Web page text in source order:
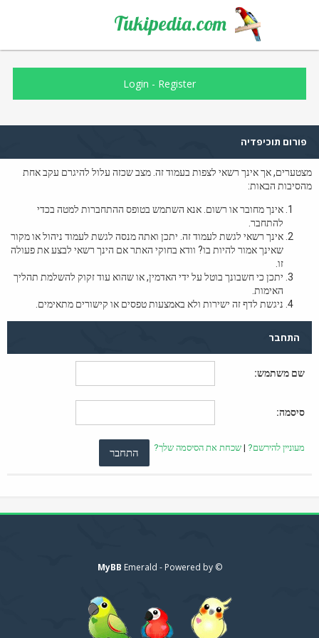
Tukipedia.com
Login - Register
פורום תוכיפדיה
מצטערים, אך אינך רשאי לצפות בעמוד זה. מצב שכזה עלול להיגרם עקב אחת
מהסיבות הבאות:
אינך מחובר או רשום. אנא השתמש בטופס ההתחברות למטה בכדי
להתחבר.
אינך רשאי לגשת לעמוד זה. יתכן ואתה מנסה לגשת לעמוד ניהול או מקור
שאינך אמור להיות בו? וודא בחוקי האתר אם הינך רשאי לבצע את פעולה
זו.
יתכן כי חשבונך בוטל על ידי האדמין, או שהוא עוד זקוק להשלמת תהליך
האימות.
ניגשת לדף זה ישירות ולא באמצעות טפסים או קישורים מתאימים.
התחבר
שם משתמש:
סיסמה:
מעוניין להירשם? | שכחת את הסיסמה שלך?
© Emerald - Powered by
MyBB